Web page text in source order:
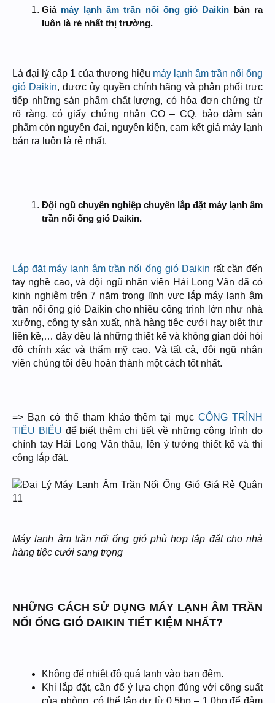
Giá máy lạnh âm trần nối ống gió Daikin bán ra
luôn là rẻ nhất thị trường.
Là đại lý cấp 1 của thương hiệu máy lạnh âm trần nối ống
gió Daikin, được ủy quyền chính hãng và phân phối trực
tiếp những sản phẩm chất lượng, có hóa đơn chứng từ
rõ ràng, có giấy chứng nhận CO – CQ, bảo đảm sản
phẩm còn nguyên đai, nguyên kiện, cam kết giá máy lạnh
bán ra luôn là rẻ nhất.
Đội ngũ chuyên nghiệp chuyên lắp đặt máy lạnh âm
trần nối ống gió Daikin.
Lắp đặt máy lạnh âm trần nối ống gió Daikin rất cần đến
tay nghề cao, và đội ngũ nhân viên Hải Long Vân đã có
kinh nghiệm trên 7 năm trong lĩnh vực lắp máy lạnh âm
trần nối ống gió Daikin cho nhiều công trình lớn như nhà
xưởng, công ty sản xuất, nhà hàng tiệc cưới hay biệt thự
liền kề,… đây đều là những thiết kế và không gian đòi hỏi
độ chính xác và thẩm mỹ cao. Và tất cả, đội ngũ nhân
viên chúng tôi đều hoàn thành một cách tốt nhất.
=> Bạn có thể tham khảo thêm tại mục CÔNG TRÌNH
TIÊU BIỂU để biết thêm chi tiết về những công trình do
chính tay Hải Long Vân thầu, lên ý tưởng thiết kế và thi
công lắp đặt.
Máy lạnh âm trần nối ống gió phù hợp lắp đặt cho nhà
hàng tiệc cưới sang trọng
NHỮNG CÁCH SỬ DỤNG MÁY LẠNH ÂM TRẦN
NỐI ỐNG GIÓ DAIKIN TIẾT KIỆM NHẤT?
Không để nhiệt độ quá lạnh vào ban đêm.
Khi lắp đặt, cần để ý lựa chọn đúng với công suất
của phòng, có thể lắp dư từ 0.5hp – 1.0hp để đảm